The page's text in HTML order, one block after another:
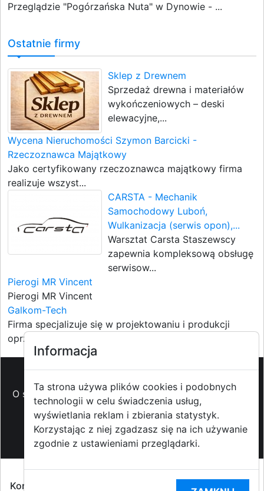
Przeglądzie "Pogórzańska Nuta" w Dynowie - ...
Ostatnie firmy
Sklep z Drewnem
Sprzedaż drewna i materiałów
wykończeniowych – deski
elewacyjne,...
Wycena Nieruchomości Szymon Barcicki -
Rzeczoznawca Majątkowy
Jako certyfikowany rzeczoznawca majątkowy firma
realizuje wszyst...
CARSTA - Mechanik
Samochodowy Luboń,
Wulkanizacja (serwis opon),...
Warsztat Carsta Staszewscy
zapewnia kompleksową obsługę
serwisow...
Pierogi MR Vincent
Pierogi MR Vincent
Galkom-Tech
Firma specjalizuje się w projektowaniu i produkcji
oprzyrządowan...
O strzyzowiak.pl-Reklama-Pomoc (FAQ)-Patronat
medialny - Prawa autorskie- Redakcja i
kontakt -Współpraca z mediami
Copyright ©2009-2014 strzyzowiak.pl,
Korzystanie z Portalu oznacza akceptacjąRegulaminu
Informacja
Ta strona używa plików cookies i podobnych
technologii w celu świadczenia usług,
wyświetlania reklam i zbierania statystyk.
Korzystając z niej zgadzasz się na ich używanie
zgodnie z ustawieniami przeglądarki.